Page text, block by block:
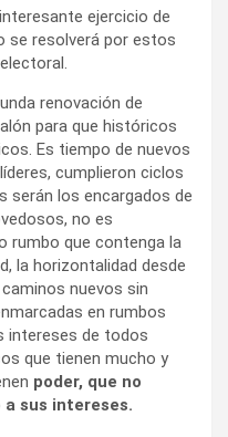
no es
que contenga la
la horizontalidad desde
en rumbos
intereses de todos
que tienen mucho y
poder, que no
sus intereses.
enTwitter)
)
EN PORTADA
la opinión